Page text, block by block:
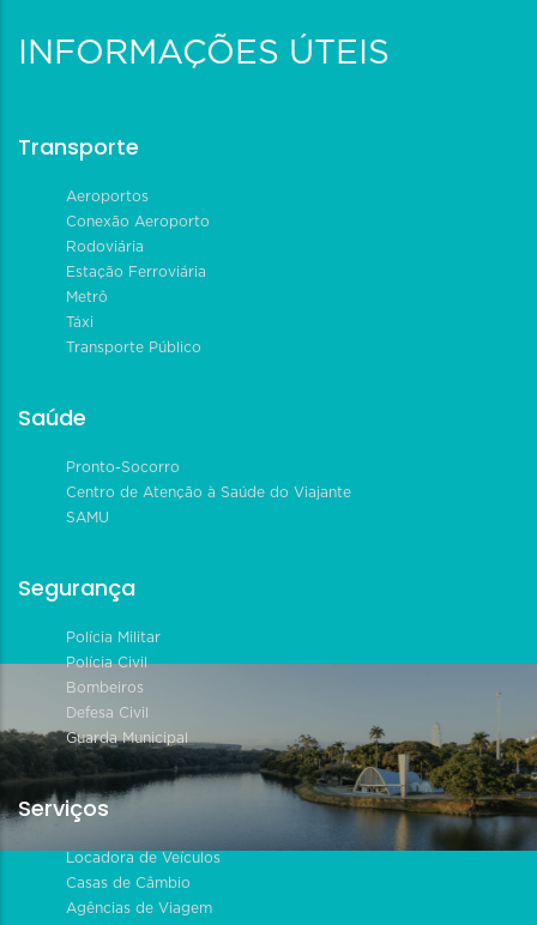
INFORMAÇÕES ÚTEIS
Transporte
Aeroportos
Conexão Aeroporto
Rodoviária
Estação Ferroviária
Metrô
Táxi
Transporte Público
Saúde
Pronto-Socorro
Centro de Atenção à Saúde do Viajante
SAMU
Segurança
Polícia Militar
Polícia Civil
Bombeiros
Defesa Civil
Guarda Municipal
Serviços
Locadora de Veículos
Casas de Câmbio
Agências de Viagem